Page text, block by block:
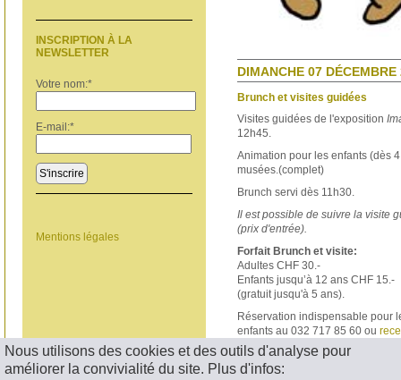
Nous utilisons des cookies et des outils d'analyse pour
améliorer la convivialité du site. Plus d'infos:
INSCRIPTION À LA
NEWSLETTER
Votre nom:*
E-mail:*
S'inscrire
Mentions légales
DIMANCHE 07
Brunch et visites guidées
Visites guidées de l'exposition
12h45.
Animation pour les enfants (dès
musées.(complet)
Brunch servi dès 11h30.
Il est possible de suivre la visite
(prix d'entrée).
Forfait Brunch et visite:
Adultes CHF 30.-
Enfants jusqu’à 12 ans CHF 15.-
(gratuit jusqu'à 5 ans).
Réservation indispensable pour
enfants au 032 717 85 60 ou
< RETOUR